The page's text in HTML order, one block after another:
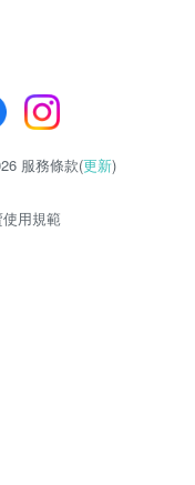
服務條款(更新)
用規範